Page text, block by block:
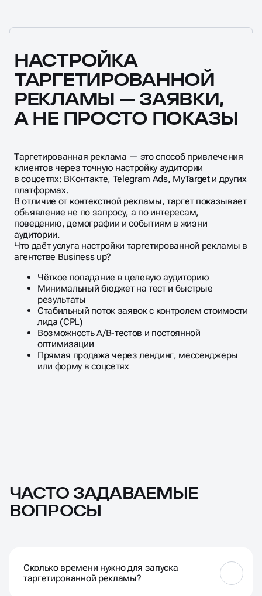
НАСТРОЙКА
ТАРГЕТИРОВАННОЙ
РЕКЛАМЫ — ЗАЯВКИ,
А НЕ ПРОСТО ПОКАЗЫ
Таргетированная реклама — это способ привлечения
клиентов через точную настройку аудитории
в соцсетях: ВКонтакте, Telegram Ads, MyTarget и других
платформах.
В отличие от контекстной рекламы, таргет показывает
объявление не по запросу, а по интересам,
поведению, демографии и событиям в жизни
аудитории.
Что даёт услуга настройки таргетированной рекламы в
агентстве Business up?
Чёткое попадание в целевую аудиторию
Минимальный бюджет на тест и быстрые
результаты
Стабильный поток заявок с контролем стоимости
лида (CPL)
Возможность A/B-тестов и постоянной
оптимизации
Прямая продажа через лендинг, мессенджеры
или форму в соцсетях
ЧАСТО ЗАДАВАЕМЫЕ
ВОПРОСЫ
Сколько времени нужно для запуска
таргетированной рекламы?